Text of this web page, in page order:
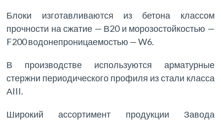
Блоки изготавливаются из бетона классом
прочности на сжатие — В20 и морозостойкостью —
F200 водонепроницаемостью — W6.
В производстве используются арматурные
стержни периодического профиля из стали класса
АIII.
Широкий ассортимент продукции Завода